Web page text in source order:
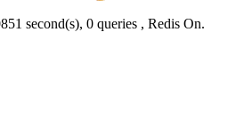
second(s), 0 queries , Redis On.